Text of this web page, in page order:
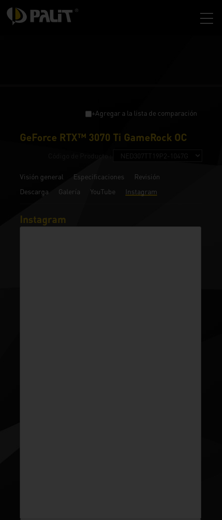
+Agregar a la lista de comparación
GeForce RTX™ 3070 Ti GameRock OC
Visión general Especificaciones
Revisión
Descarga
Galería YouTube Instagram
Instagram